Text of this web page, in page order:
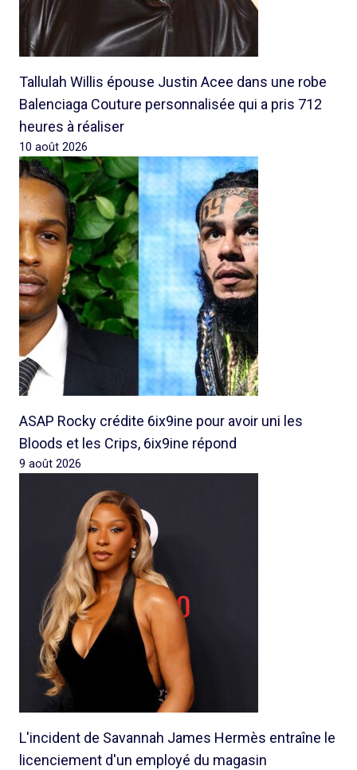
Tallulah Willis épouse Justin Acee dans une robe
Balenciaga Couture personnalisée qui a pris 712
heures à réaliser
10 août 2026
ASAP Rocky crédite 6ix9ine pour avoir uni les
Bloods et les Crips, 6ix9ine répond
9 août 2026
L'incident de Savannah James Hermès entraîne le
licenciement d'un employé du magasin